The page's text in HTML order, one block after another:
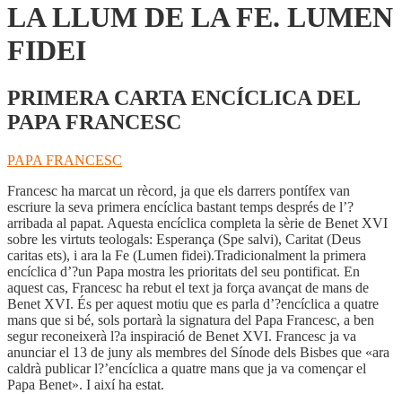
LA LLUM DE LA FE. LUMEN
FIDEI
PRIMERA CARTA ENCÍCLICA DEL
PAPA FRANCESC
PAPA FRANCESC
Francesc ha marcat un rècord, ja que els darrers pontífex van
escriure la seva primera encíclica bastant temps després de l’?
arribada al papat. Aquesta encíclica completa la sèrie de Benet XVI
sobre les virtuts teologals: Esperança (Spe salvi), Caritat (Deus
caritas ets), i ara la Fe (Lumen fidei).Tradicionalment la primera
encíclica d’?un Papa mostra les prioritats del seu pontificat. En
aquest cas, Francesc ha rebut el text ja força avançat de mans de
Benet XVI. És per aquest motiu que es parla d’?encíclica a quatre
mans que si bé, sols portarà la signatura del Papa Francesc, a ben
segur reconeixerà l?a inspiració de Benet XVI. Francesc ja va
anunciar el 13 de juny als membres del Sínode dels Bisbes que «ara
caldrà publicar l?’encíclica a quatre mans que ja va començar el
Papa Benet». I així ha estat.